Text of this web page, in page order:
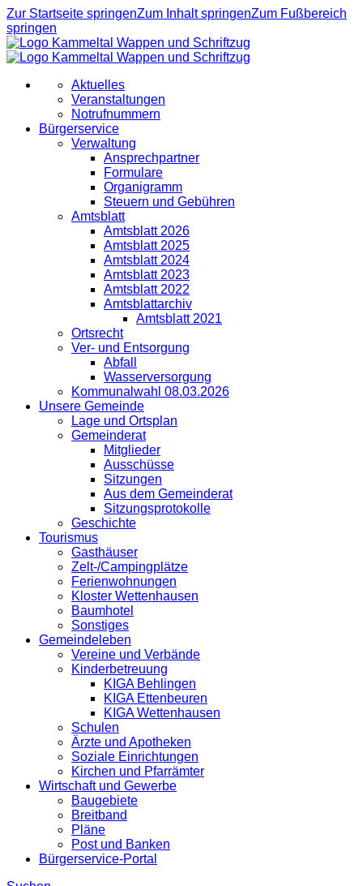
Zur Startseite springenZum Inhalt springenZum Fußbereich
springen
Aktuelles
Veranstaltungen
Notrufnummern
Bürgerservice
Verwaltung
Ansprechpartner
Formulare
Organigramm
Steuern und Gebühren
Amtsblatt
Amtsblatt 2026
Amtsblatt 2025
Amtsblatt 2024
Amtsblatt 2023
Amtsblatt 2022
Amtsblattarchiv
Amtsblatt 2021
Ortsrecht
Ver- und Entsorgung
Abfall
Wasserversorgung
Kommunalwahl 08.03.2026
Unsere Gemeinde
Lage und Ortsplan
Gemeinderat
Mitglieder
Ausschüsse
Sitzungen
Aus dem Gemeinderat
Sitzungsprotokolle
Geschichte
Tourismus
Gasthäuser
Zelt-/Campingplätze
Ferienwohnungen
Kloster Wettenhausen
Baumhotel
Sonstiges
Gemeindeleben
Vereine und Verbände
Kinderbetreuung
KIGA Behlingen
KIGA Ettenbeuren
KIGA Wettenhausen
Schulen
Ärzte und Apotheken
Soziale Einrichtungen
Kirchen und Pfarrämter
Wirtschaft und Gewerbe
Baugebiete
Breitband
Pläne
Post und Banken
Bürgerservice-Portal